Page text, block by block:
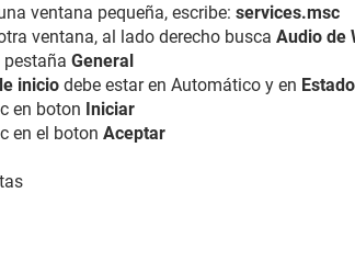
ventana pequeña, escribe: services.msc
ventana, al lado derecho busca Audio de
pestaña General
inicio debe estar en Automático y en
en boton Iniciar
en el boton Aceptar